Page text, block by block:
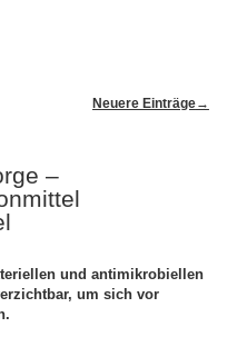
Neuere Einträge→
–
und antimikrobiellen
um sich vor